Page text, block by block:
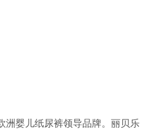
洲婴儿纸尿裤领导品牌。丽贝乐